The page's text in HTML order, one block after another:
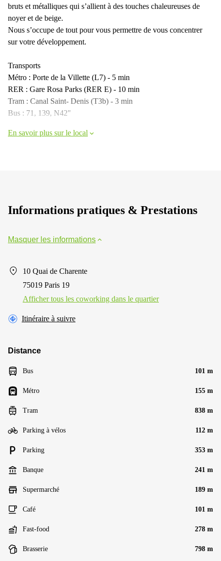
bruts et métalliques qui s’allient à des touches chaleureuses de
noyer et de beige.
Nous s’occupe de tout pour vous permettre de vous concentrer
sur votre développement.
Transports
Métro : Porte de la Villette (L7) - 5 min
RER : Gare Rosa Parks (RER E) - 10 min
Tram : Canal Saint- Denis (T3b) - 3 min
Bus : 71, 139, N42"
En savoir plus sur le local
Informations pratiques & Prestations
Masquer les informations
10 Quai de Charente
75019 Paris 19
Afficher tous les сoworking dans le quartier
Itinéraire à suivre
Distance
Bus 101 m
Métro 155 m
Tram 838 m
Parking à vélos 112 m
Parking 353 m
Banque 241 m
Supermarché 189 m
Café 101 m
Fast-food 278 m
Brasserie 798 m